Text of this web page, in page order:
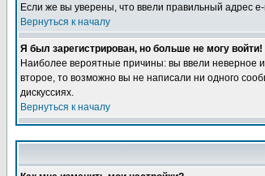
Если же вы уверены, что ввели правильный адрес
Вернуться к началу
Я был зарегистрирован, но больше не могу войти!
Наиболее вероятные причины: вы ввели неверное
второе, то возможно вы не написали ни одного
дискуссиях.
Вернуться к началу